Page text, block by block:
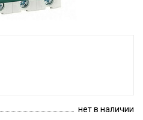
нет в наличии